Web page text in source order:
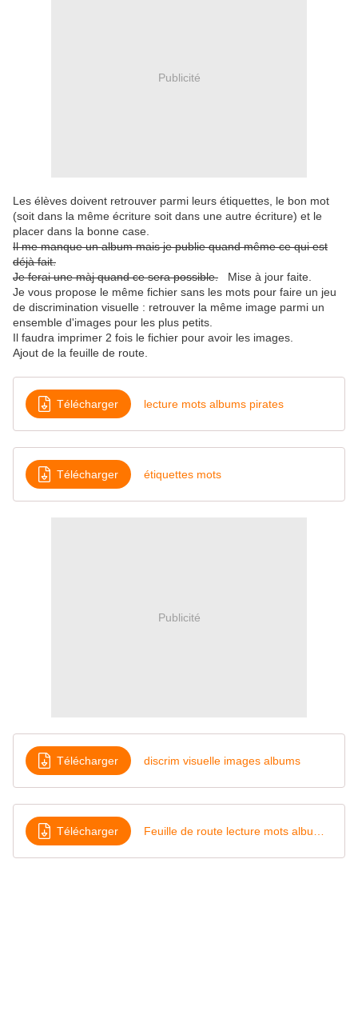
Publicité
Les élèves doivent retrouver parmi leurs étiquettes, le bon mot
(soit dans la même écriture soit dans une autre écriture) et le
placer dans la bonne case.
Il me manque un album mais je publie quand même ce qui est
déjà fait.
Je ferai une màj quand ce sera possible. Mise à jour faite.
Je vous propose le même fichier sans les mots pour faire un jeu
de discrimination visuelle : retrouver la même image parmi un
ensemble d'images pour les plus petits.
Il faudra imprimer 2 fois le fichier pour avoir les images.
Ajout de la feuille de route.
Télécharger lecture mots albums pirates
Télécharger étiquettes mots
Publicité
Télécharger discrim visuelle images albums
Télécharger